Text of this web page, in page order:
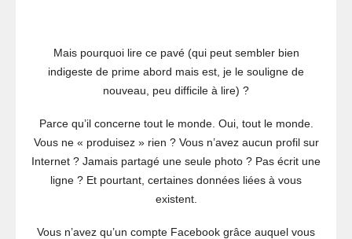
Mais pourquoi lire ce pavé (qui peut sembler bien
indigeste de prime abord mais est, je le souligne de
nouveau, peu difficile à lire) ?
Parce qu’il concerne tout le monde. Oui, tout le monde.
Vous ne « produisez » rien ? Vous n’avez aucun profil sur
Internet ? Jamais partagé une seule photo ? Pas écrit une
ligne ? Et pourtant, certaines données liées à vous
existent.
Vous n’avez qu’un compte Facebook grâce auquel vous